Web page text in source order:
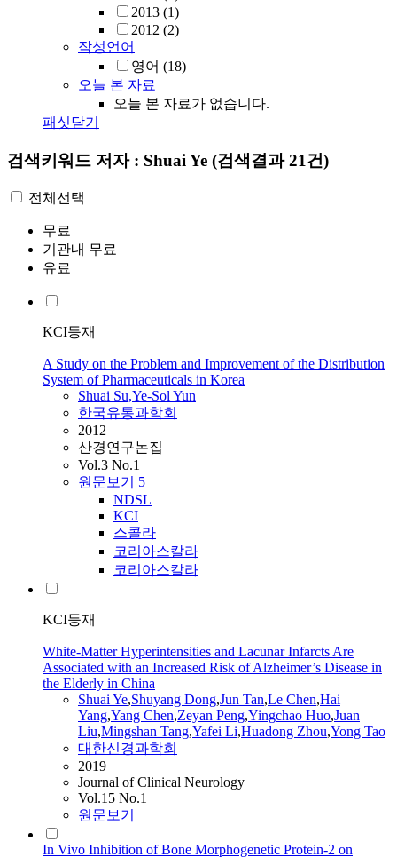
2013 (1)
2012 (2)
작성언어
영어 (18)
오늘 본 자료
오늘 본 자료가 없습니다.
패싯닫기
검색키워드 저자 : Shuai Ye (검색결과 21건)
전체선택
무료
기관내 무료
유료
KCI등재
A Study on the Problem and Improvement of the Distribution
System of Pharmaceuticals in Korea
Shuai Su,Ye-Sol Yun
한국유통과학회
2012
산경연구논집
Vol.3 No.1
원문보기 5
NDSL
KCI
스콜라
코리아스칼라
코리아스칼라
KCI등재
White-Matter Hyperintensities and Lacunar Infarcts Are
Associated with an Increased Risk of Alzheimer’s Disease in
the Elderly in China
ShuaiYe,Shuyang Dong,Jun Tan,Le Chen,Hai
Yang,Yang Chen,Zeyan Peng,Yingchao Huo,Juan
Liu,Mingshan Tang,Yafei Li,Huadong Zhou,Yong Tao
대한신경과학회
2019
Journal of Clinical Neurology
Vol.15 No.1
원문보기
In Vivo Inhibition of Bone Morphogenetic Protein-2 on